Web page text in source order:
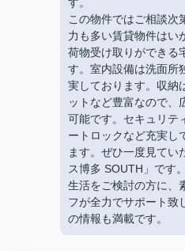
す。
この物件ではご相談次
力も多い賃貸物件はい
荷物受け取りができる
す。室内設備は洗面所
実しております。収納
ットなど豊富なので、
可能です。セキュリテ
ートロックなど充実し
ます。ぜひ一度見てい
ス博多 SOUTH」です
生活をご検討の方に、
フが全力でサポート致
の情報も満載です。